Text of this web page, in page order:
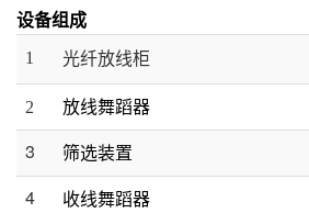
设备组成
1
光纤放线柜
2 放线舞蹈器
3 筛选装置
4 收线舞蹈器